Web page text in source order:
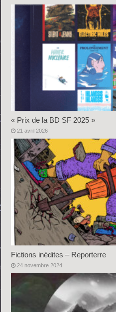
« Prix de la BD SF 2025 »
21 avril 2026
Fictions inédites – Reporterre
24 novembre 2024